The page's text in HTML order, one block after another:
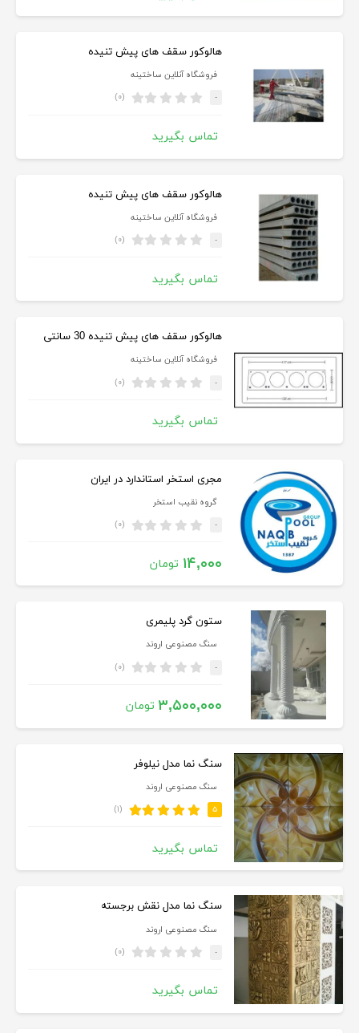
هالوکور سقف های پیش تنیده
فروشگاه آنلاین ساختینه
- (۰)
تماس بگیرید
هالوکور سقف های پیش تنیده
فروشگاه آنلاین ساختینه
- (۰)
تماس بگیرید
هالوکور سقف های پیش تنیده 30 سانتی
فروشگاه آنلاین ساختینه
- (۰)
تماس بگیرید
مجری استخر استاندارد در ایران
گروه نقیب استخر
- (۰)
۱۴,۰۰۰ تومان
ستون گرد پلیمری
سنگ مصنوعی اروند
- (۰)
۳,۵۰۰,۰۰۰ تومان
سنگ نما مدل نیلوفر
سنگ مصنوعی اروند
۵ (۱)
تماس بگیرید
سنگ نما مدل نقش برجسته
سنگ مصنوعی اروند
- (۰)
تماس بگیرید